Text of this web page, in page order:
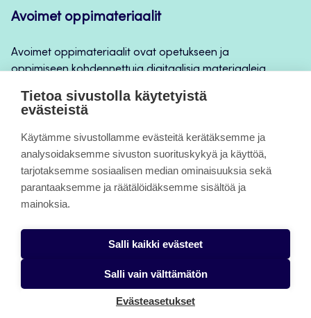
Avoimet oppimateriaalit
Avoimet oppimateriaalit ovat opetukseen ja
oppimiseen kohdennettuja digitaalisia materiaaleja,
opintojaksototeutuksilla, jatkuvan oppimisen ja
Tietoa sivuista
Evästeet
Saavutettavuusseloste
Tietosuojaseloste
Tietoa sivustolla käytetyistä
evästeistä
Käytämme sivustollamme evästeitä kerätäksemme ja
analysoidaksemme sivuston suorituskykyä ja käyttöä,
tarjotaksemme sosiaalisen median ominaisuuksia sekä
parantaaksemme ja räätälöidäksemme sisältöä ja
mainoksia.
Salli kaikki evästeet
Salli vain välttämätön
Evästeasetukset